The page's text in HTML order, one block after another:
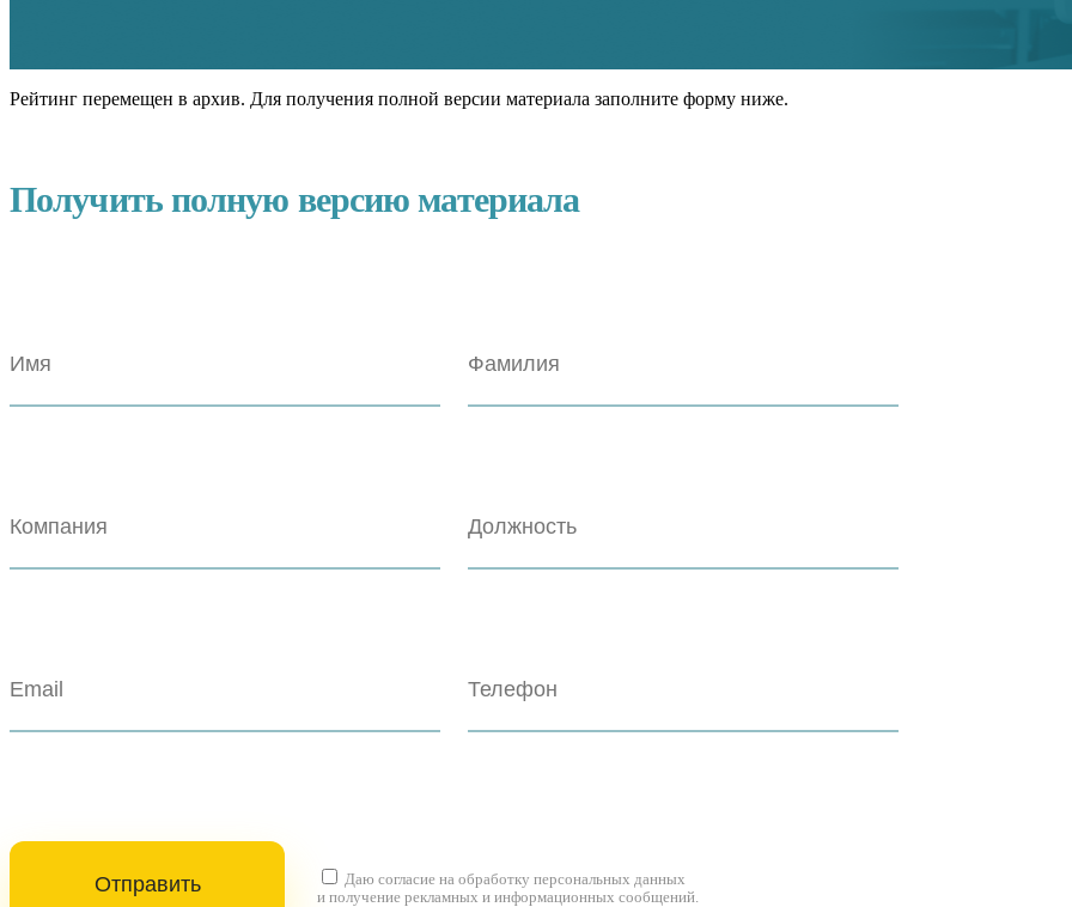
Рейтинг перемещен в архив. Для получения полной версии материала заполните форму ниже.
Получить полную версию материала
Даю согласие на обработку персональных данных
и получение рекламных и информационных сообщений.